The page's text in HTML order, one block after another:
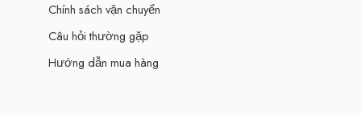
Chính sách vận chuyển
Câu hỏi thường gặp
Hướng dẫn mua hàng